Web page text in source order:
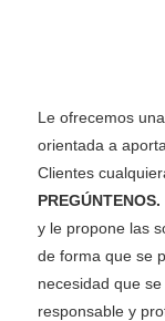
Le ofrecemos una
orientada a
Clientes
PREGÚNTENOS.
y le propone las
de forma que se
necesidad que
responsable y